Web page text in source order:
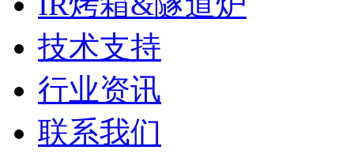
技术支持
行业资讯
联系我们